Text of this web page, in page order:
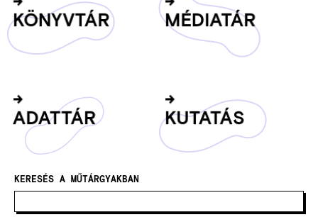
KÖNYV­TÁR MÉ­DIA­TÁR
ADAT­TÁR KU­TA­TÁS
KERESÉS A MŰTÁRGYAKBAN